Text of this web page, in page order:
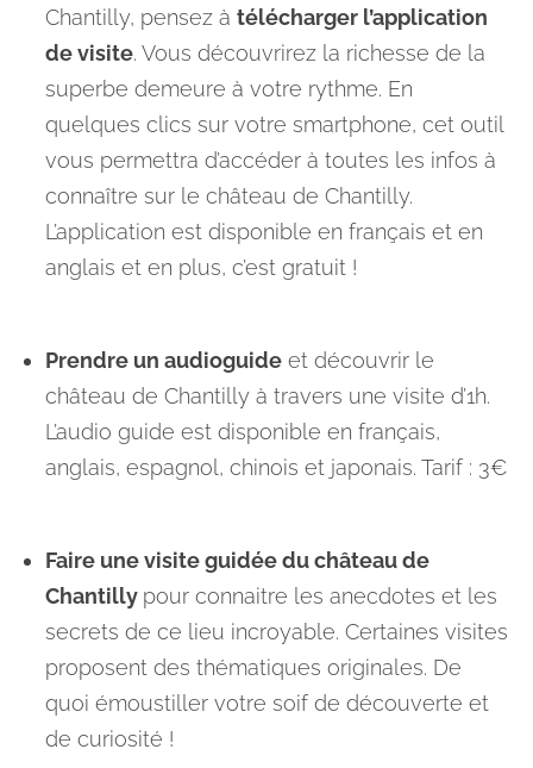
Chantilly, pensez à télécharger l’application
de visite. Vous découvrirez la richesse de la
superbe demeure à votre rythme. En
quelques clics sur votre smartphone, cet outil
vous permettra d’accéder à toutes les infos à
connaître sur le château de Chantilly.
L’application est disponible en français et en
anglais et en plus, c’est gratuit !
Prendre un audioguide et découvrir le
château de Chantilly à travers une visite d’1h.
L’audio guide est disponible en français,
anglais, espagnol, chinois et japonais. Tarif : 3€
Faire une visite guidée du château de
Chantilly pour connaitre les anecdotes et les
secrets de ce lieu incroyable. Certaines visites
proposent des thématiques originales. De
quoi émoustiller votre soif de découverte et
de curiosité !